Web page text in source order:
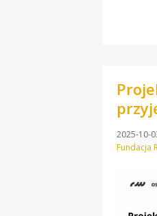
2025-10-
Fundacja